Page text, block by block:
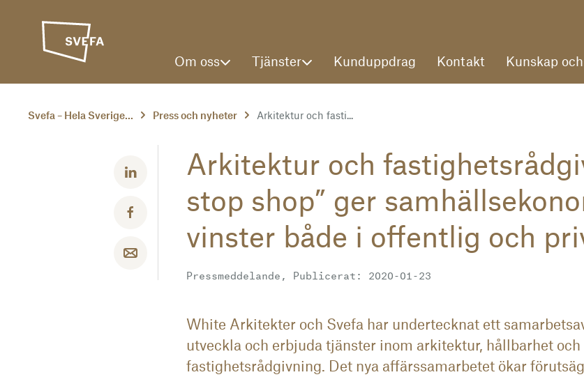
Om oss Tjänster Kunduppdrag Kontakt Kunskap
Svefa – Hela Sverige... Press och nyheter Arkitektur och fasti...
Dela med LinkedIn
Dela med Facebook
Dela med email
Arkitektur och
stop shop” ger
vinster både i offentlig och
Pressmeddelande, Publicerat: 2020-01-23
White Arkitekter och Svefa har undertecknat ett
utveckla och erbjuda tjänster inom arkitektur, hållbarhet
fastighetsrådgivning. Det nya affärssamarbetet ökar